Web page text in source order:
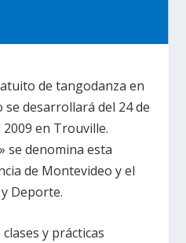
de tangodanza en
desarrollará del 24 de
en Trouville.
se denomina esta
de Montevideo y el
Deporte.
y prácticas